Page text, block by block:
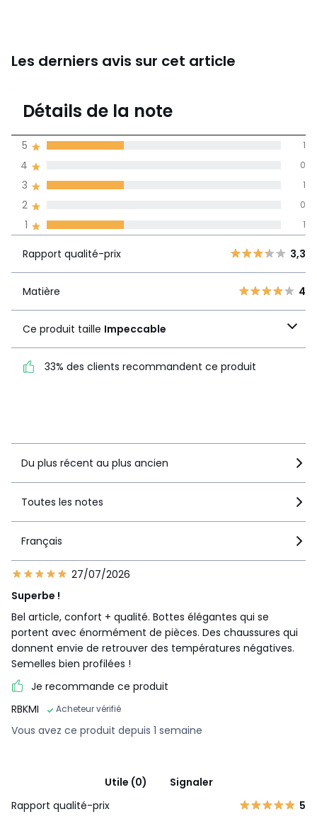
Les derniers avis sur cet article
3
de moyenne
1 1
3
3,3
4
Impeccable
33% des clients
Détails de la note
1 1
2 0
3 1
4 0
5 1
Rapport qualité-prix 3,3
Matière 4
Ce produit taille Impeccable
33% des clients recommandent ce produit
Du plus récent au plus ancien
Toutes les notes
Français
27/07/2026
Superbe !
Bel article, confort + qualité. Bottes élégantes qui se
portent avec énormément de pièces. Des chaussures qui
donnent envie de retrouver des températures négatives.
Semelles bien profilées !
Je recommande ce produit
RBKMI
Acheteur vérifié
Vous avez ce produit depuis 1 semaine
Utile (0)
Signaler
Rapport qualité-prix
5